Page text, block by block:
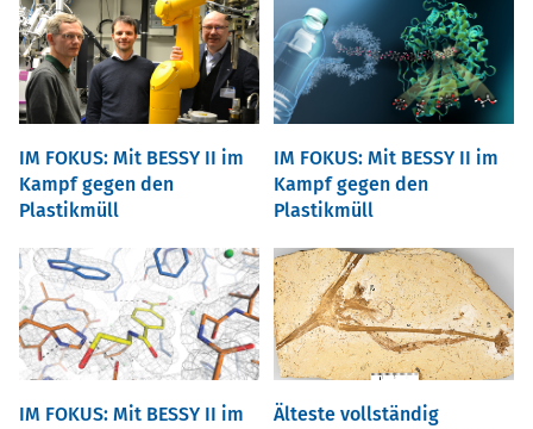
IM FOKUS: Mit BESSY II im
Kampf gegen den
Plastikmüll
IM FOKUS: Mit BESSY II im
Kampf gegen den
Plastikmüll
IM FOKUS: Mit BESSY II im
Älteste vollständig